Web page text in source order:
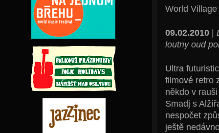
World
09.02.2010|
loutny oud
Ultra
filmové retro
někdo v
Smadj s
nespočet
ještě